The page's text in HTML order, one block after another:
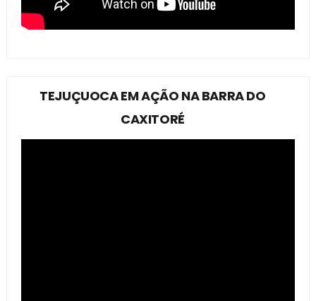
TEJUÇUOCA EM AÇÃO NA BARRA DO
CAXITORÉ